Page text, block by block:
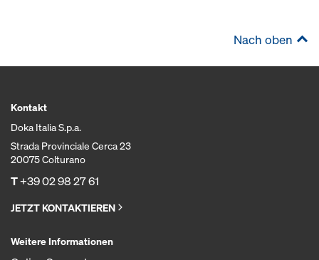
Nach oben
Kontakt
Doka Italia S.p.a.
Strada Provinciale Cerca 23
20075 Colturano
T+39 02 98 27 61
JETZT KONTAKTIEREN
Weitere Informationen